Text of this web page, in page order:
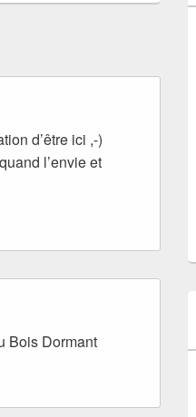
d’être ici ,-)
l’envie et
Bois Dormant